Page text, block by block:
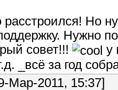
расстроился! Но
Нужно
совет!!!
у
_всё за год
Мар-2011, 15:37]